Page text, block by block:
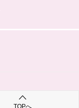
TOPへ